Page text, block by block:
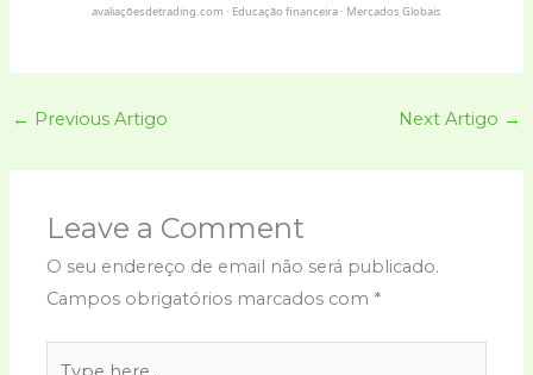
avaliaçõesdetrading.com · Educação financeira · Mercados Globais
← Previous Artigo Next Artigo →
Leave a Comment
O seu endereço de email não será publicado.
Campos obrigatórios marcados com *